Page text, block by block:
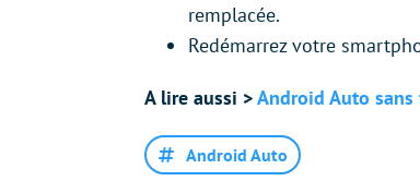
remplacée.
Redémarrez votre
A lire aussi >Android Auto
Android Auto